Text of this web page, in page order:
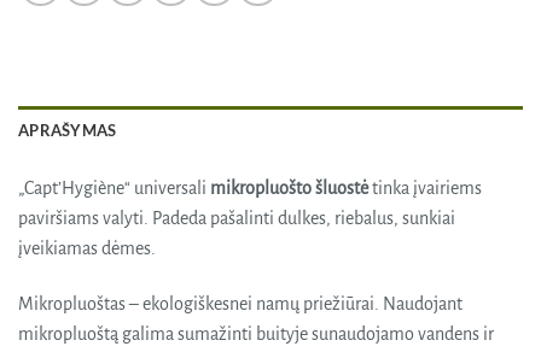
APRAŠYMAS
„Capt’Hygiène“ universali mikropluošto šluostėtinka įvairiems
paviršiams valyti. Padeda pašalinti dulkes, riebalus, sunkiai
įveikiamas dėmes.
Mikropluoštas – ekologiškesnei namų priežiūrai. Naudojant
mikropluoštą galima sumažinti buityje sunaudojamo vandens ir